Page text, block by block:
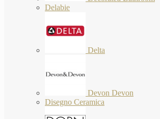
Delabie
Delta
Devon Devon
Disegno Ceramica